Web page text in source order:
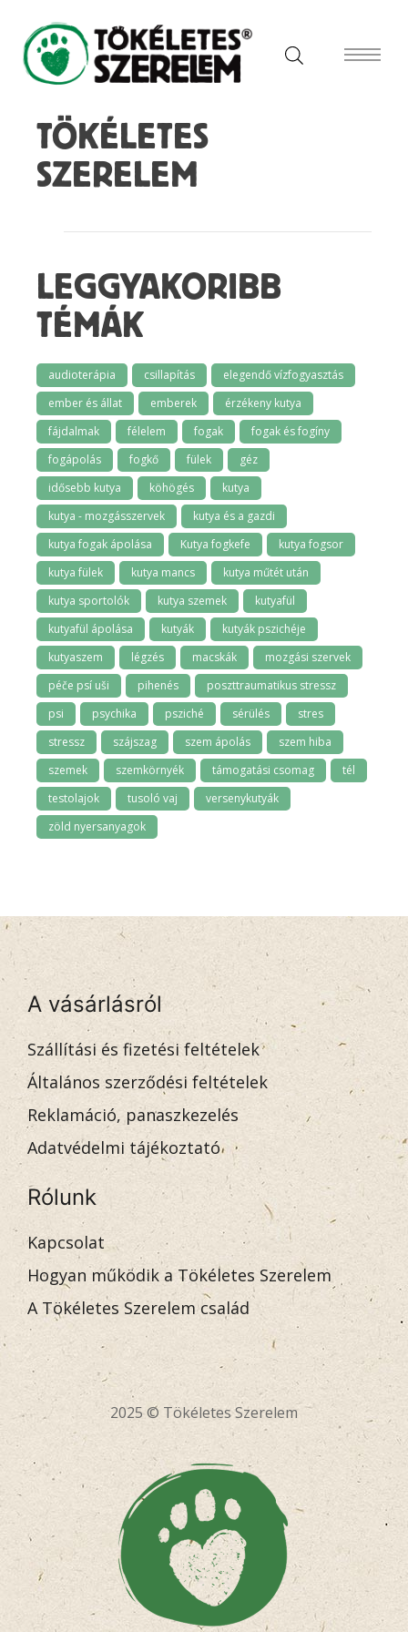
TÖKÉLETES
SZERELEM
LEGGYAKORIBB
TÉMÁK
audioterápia csillapítás
elegendő vízfogyasztás
ember és állat
emberek
érzékeny kutya
fájdalmak
félelem fogak
fogak és fogíny
fogápolás
fogkő fülek
géz
idősebb kutya
köhögés
kutya
kutya - mozgásszervek
kutya és a gazdi
kutya fogak ápolása
Kutya fogkefe
kutya fogsor
kutya fülek
kutya mancs
kutya műtét után
kutya sportolók
kutya szemek
kutyafül
kutyafül ápolása
kutyák
kutyák pszichéje
kutyaszem
légzés macskák
mozgási szervek
péče psí uši
pihenés
poszttraumatikus stressz
psi
psychika psziché sérülés
stres
stressz
szájszag szem ápolás
szem hiba
szemek
szemkörnyék támogatási csomag
tél
testolajok
tusoló vaj
versenykutyák
zöld nyersanyagok
A vásárlásról
Szállítási és fizetési feltételek
Általános szerződési feltételek
Reklamáció, panaszkezelés
Adatvédelmi tájékoztató
Rólunk
Kapcsolat
Hogyan működik a Tökéletes Szerelem
A Tökéletes Szerelem család
2025 © Tökéletes Szerelem